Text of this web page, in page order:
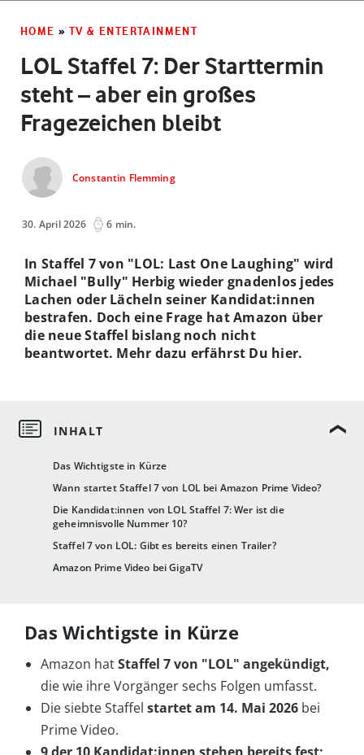
HOME » TV & ENTERTAINMENT
LOL Staffel 7: Der Starttermin
steht – aber ein großes
Fragezeichen bleibt
Constantin Flemming
30. April 2026 6 min.
Das Wichtigste in Kürze
Wann startet Staffel 7 von LOL bei Amazon Prime Video?
Die Kandidat:innen von LOL Staffel 7: Wer ist die
geheimnisvolle Nummer 10?
Staffel 7 von LOL: Gibt es bereits einen Trailer?
Amazon Prime Video bei GigaTV
In Staffel 7 von "LOL: Last One Laughing" wird
Michael "Bully" Herbig wieder gnadenlos jedes
Lachen oder Lächeln seiner Kandidat:innen
bestrafen. Doch eine Frage hat Amazon über
die neue Staffel bislang noch nicht
beantwortet. Mehr dazu erfährst Du hier.
Das Wichtigste in Kürze
Amazon hatStaffel 7 von "LOL" angekündigt,
die wie ihre Vorgänger sechs Folgen umfasst.
Die siebte Staffel startet am 14. Mai 2026 bei
Prime Video.